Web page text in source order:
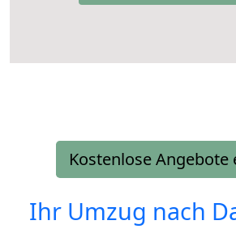
Kostenlose Angebote
Ihr Umzug nach